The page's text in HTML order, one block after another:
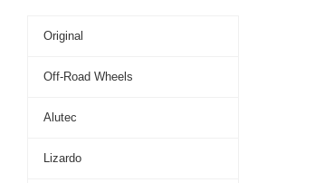
Original
Off-Road Wheels
Alutec
Lizardo